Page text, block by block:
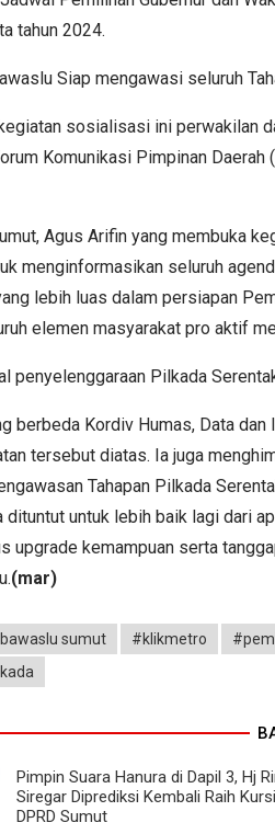
tahun 2024.
Siap mengawasi seluruh
sosialisasi ini perwakilan
Komunikasi Pimpinan
Agus Arifin yang membuka
menginformasikan seluruh
lebih luas dalam persiapan
elemen masyarakat pro aktif
penyelenggaraan Pilkada
berbeda Kordiv Humas, Data
tersebut diatas. Ia juga
Tahapan Pilkada
dituntut untuk lebih baik lagi dari
upgrade kemampuan serta
(mar)
sumut #klikmetro
Pimpin Suara Hanura di Dapil 3, Hj
Siregar Diprediksi Kembali Raih Kursi
DPRD Sumut